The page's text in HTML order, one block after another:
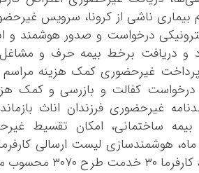
بیماری ناشی از کرونا، سرویس
درخواست و صدور هوشمند و
و دریافت برخط بیمه حرف و
غیرحضوری کمک هزینه
کفالت و بازرسی و کمک
غیرحضوری فرزندان اناث
ساختمانی، امکان تقسیط
هوشمندسازی لیست ارسالی
می‌شود./ایرنا